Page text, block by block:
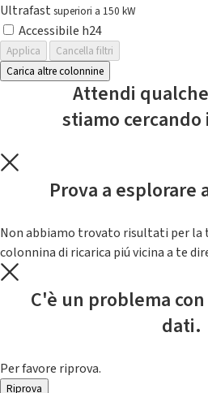
Ultrafast superiori a 150 kW
Accessibile h24
Applica
Cancella filtri
Carica altre colonnine
Attendi
stiamo
Prova a esplorare
Non abbiamo trovato risultati per la
colonnina di ricarica piú vicina a te
C'è un problema
dati.
Per favore riprova.
Riprova